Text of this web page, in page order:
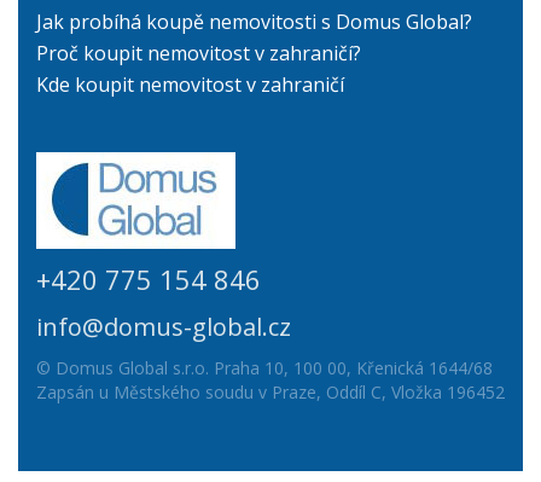
Jak probíhá koupě nemovitosti s Domus Global?
Proč koupit nemovitost v zahraničí?
Kde koupit nemovitost v zahraničí
+420 775 154 846
info@domus-global.cz
© Domus Global s.r.o. Praha 10, 100 00, Křenická 1644/68
Zapsán u Městského soudu v Praze, Oddíl C, Vložka 196452